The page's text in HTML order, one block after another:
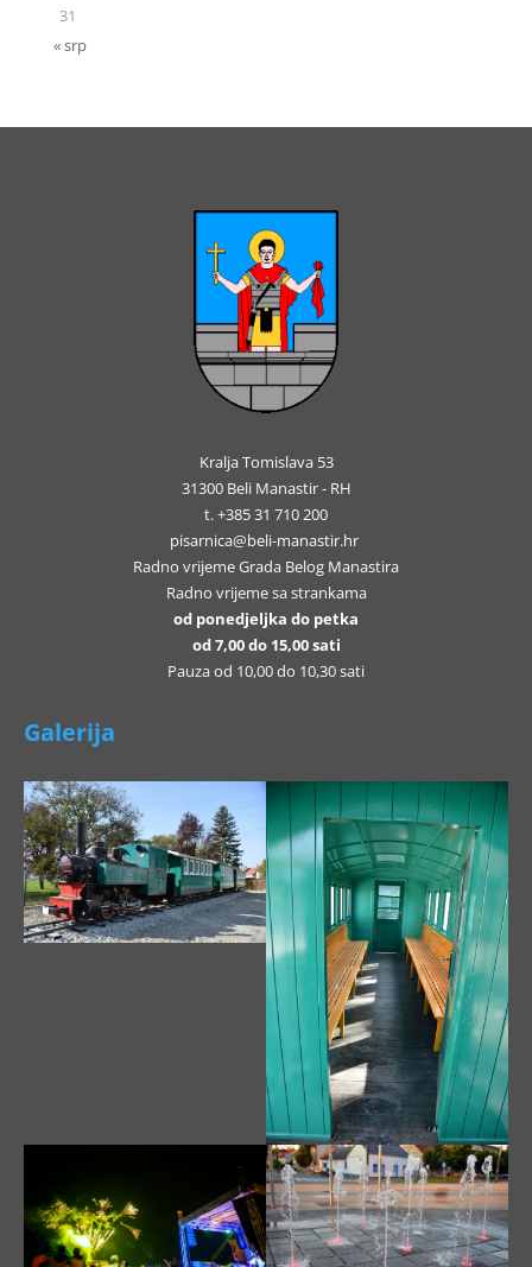
31
« srp
Kralja Tomislava 53
31300 Beli Manastir - RH
t. +385 31 710 200
pisarnica@beli-manastir.hr
Radno vrijeme Grada Belog Manastira
Radno vrijeme sa strankama
od ponedjeljka do petka
od 7,00 do 15,00 sati
Pauza od 10,00 do 10,30 sati
Galerija